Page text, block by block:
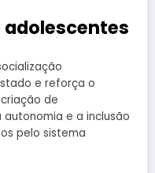
e reforça o
de
e a inclusão
pelo sistema